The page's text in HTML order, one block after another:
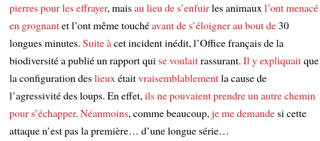
pierrespour les effrayer, maisau lieu de s’enfuirles animauxl’ont menacé
en grognantet l’ont même touchéavant de s’éloignerau bout de 30
longues minutes. Suite àcet incident inédit, l’Office français de la
biodiversité a publié un rapport qui se voulaitrassurant. Il y expliquaitque
la configuration deslieuxétaitvraisemblablementla cause de
l’agressivité des loups. En effet,ils ne pouvaient prendre un autre chemin
pour s’échapper. Néanmoins, comme beaucoup,je me demande si cette
attaque n’est pas la première… d’une longue série…